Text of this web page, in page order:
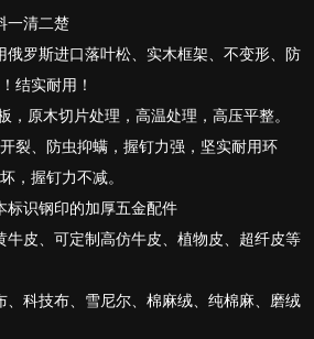
一清二楚
俄罗斯进口落叶松、实木框架、不变形、防
结实耐用！
，原木切片处理，高温处理，高压平整。
裂、防虫抑螨，握钉力强，坚实耐用环
，握钉力不减。
标识钢印的加厚五金配件
牛皮、可定制高仿牛皮、植物皮、超纤皮等
、科技布、雪尼尔、棉麻绒、纯棉麻、磨绒